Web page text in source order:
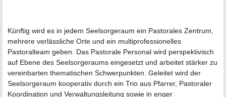
Künftig wird es in jedem Seelsorgeraum ein Pastorales Zentrum,
mehrere verlässliche Orte und ein multiprofessionelles
Pastoralteam geben. Das Pastorale Personal wird perspektivisch
auf Ebene des Seelsorgeraums eingesetzt und arbeitet stärker zu
vereinbarten thematischen Schwerpunkten. Geleitet wird der
Seelsorgeraum kooperativ durch ein Trio aus Pfarrer, Pastoraler
Koordination und Verwaltungsleitung sowie in enger